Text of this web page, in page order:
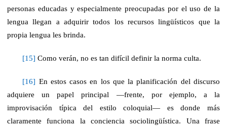
personas educadas y especialmente preocupadas por el uso de la
lengua llegan a adquirir todos los recursos lingüísticos que la
propia lengua les brinda.
[15] Como verán, no es tan difícil definir la norma culta.
[16] En estos casos en los que la planificación del discurso
adquiere un papel principal —frente, por ejemplo, a la
improvisación típica del estilo coloquial— es donde más
claramente funciona la conciencia sociolingüística. Una frase